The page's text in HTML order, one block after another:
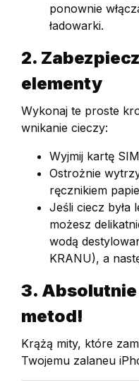
ponownie
ładowarki.
2.
elementy
Wykonaj te proste
wnikanie cieczy:
Wyjmij kartę
Ostrożnie
ręcznikiem
Jeśli ciecz była
możesz
wodą
KRANU), a
3.
metod!
Krążą mity, które
Twojemu zalaneu